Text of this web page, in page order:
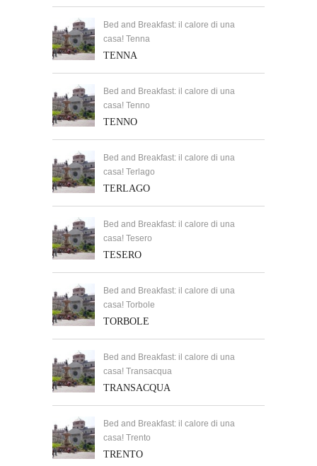
Bed and Breakfast: il calore di una
casa! Tenna
TENNA
Bed and Breakfast: il calore di una
casa! Tenno
TENNO
Bed and Breakfast: il calore di una
casa! Terlago
TERLAGO
Bed and Breakfast: il calore di una
casa! Tesero
TESERO
Bed and Breakfast: il calore di una
casa! Torbole
TORBOLE
Bed and Breakfast: il calore di una
casa! Transacqua
TRANSACQUA
Bed and Breakfast: il calore di una
casa! Trento
TRENTO